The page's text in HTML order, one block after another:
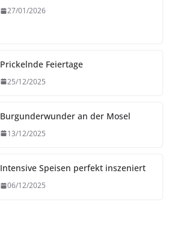
27/01/2026
Prickelnde Feiertage
25/12/2025
Burgunderwunder an der Mosel
13/12/2025
Intensive Speisen perfekt inszeniert
06/12/2025